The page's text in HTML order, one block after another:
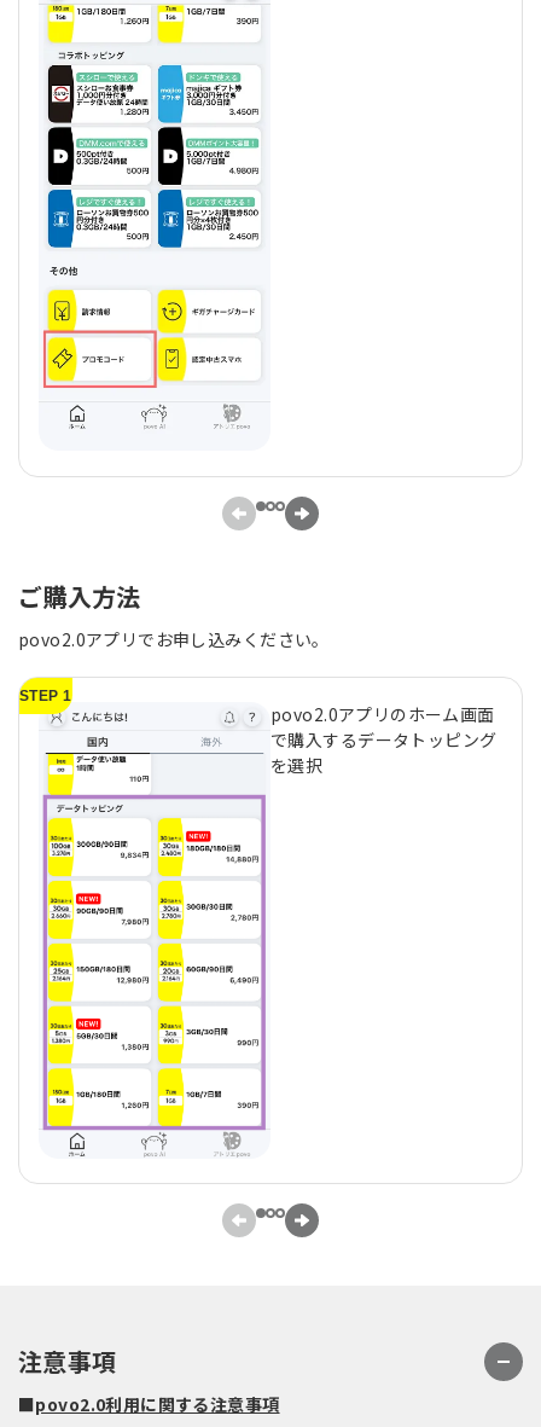
ご購入方法
povo2.0アプリでお申し込みください。
STEP 1
povo2.0アプリのホーム画面
で購入するデータトッピング
を選択
注意事項
■povo2.0利用に関する注意事項